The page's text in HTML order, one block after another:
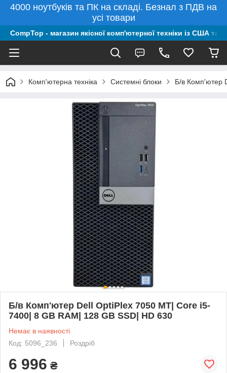
4000 ноутбуків та ПК на складі. Безнал з ПДВ на
усі товари
CompTop - магазин якісної комп'ютерної техніки із США та
Комп'ютерна техніка Системні блоки Б/в Комп'ютер
Б/в Комп'ютер Dell OptiPlex 7050 MT| Core i5-
7400| 8 GB RAM| 128 GB SSD| HD 630
Немає в наявності
Код: 5096_236
Роздріб
6 996 ₴